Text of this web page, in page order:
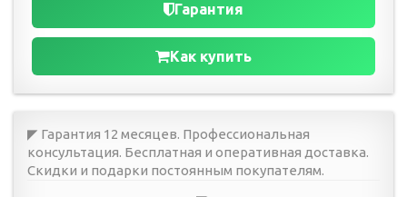
Гарантия
Как купить
◤ Гарантия 12 месяцев. Профессиональная
консультация. Бесплатная и оперативная доставка.
Скидки и подарки постоянным покупателям.